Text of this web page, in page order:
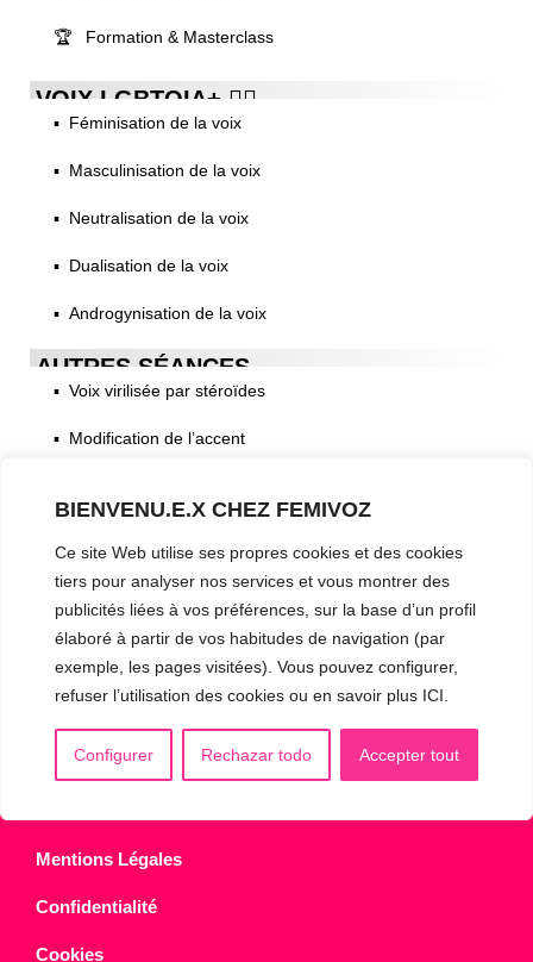
BIENVENU.E.X CHEZ FEMIVOZ
Ce site Web utilise ses propres cookies et des cookies
tiers pour analyser nos services et vous montrer des
publicités liées à vos préférences, sur la base d’un profil
élaboré à partir de vos habitudes de navigation (par
exemple, les pages visitées). Vous pouvez configurer,
refuser l’utilisation des cookies ou en savoir plus ICI.
Configurer Rechazar todo Accepter tout
🏆 Formation & Masterclass
VOIX LGBTQIA+ 🏳️‍🌈
▪️ Féminisation de la voix
▪️ Masculinisation de la voix
▪️ Neutralisation de la voix
▪️ Dualisation de la voix
▪️ Androgynisation de la voix
AUTRES SÉANCES
▪️ Voix virilisée par stéroïdes
▪️ Modification de l’accent
CONTACT & RDV
✅ Prendre RDV en ligne
WhatsApp : +34 625 14 46 47
Mentions Légales
Confidentialité
Cookies